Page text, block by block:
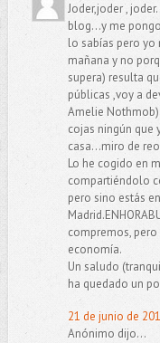
Joder,joder ,
blog...y me
lo sabías pero yo
mañana y no
supera) resulta
públicas ,voy a
Amelie
cojas ningún que
casa...miro de
Lo he cogido en
compartiéndolo
pero sino estás
compremos,
economía.
Un saludo
ha quedado un
21 de junio de
Anónimo dijo...